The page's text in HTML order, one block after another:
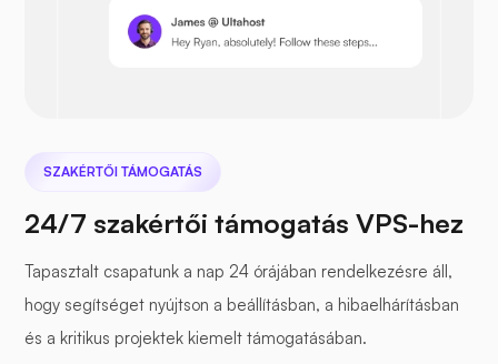
Prestashop
Nextcloud
Tengeri filé
SZAKÉRTŐI TÁMOGATÁS
24/7 szakértői támogatás VPS-hez
Tapasztalt csapatunk a nap 24 órájában rendelkezésre áll,
hogy segítséget nyújtson a beállításban, a hibaelhárításban
és a kritikus projektek kiemelt támogatásában.